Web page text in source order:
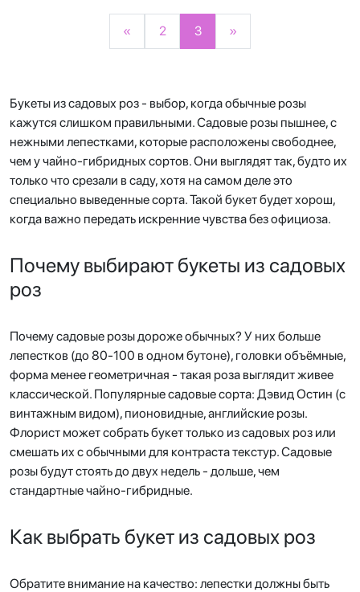
« 2 3 »
Букеты из садовых роз - выбор, когда обычные розы
кажутся слишком правильными. Садовые розы пышнее, с
нежными лепестками, которые расположены свободнее,
чем у чайно-гибридных сортов. Они выглядят так, будто их
только что срезали в саду, хотя на самом деле это
специально выведенные сорта. Такой букет будет хорош,
когда важно передать искренние чувства без официоза.
Почему выбирают букеты из садовых
роз
Почему садовые розы дороже обычных? У них больше
лепестков (до 80-100 в одном бутоне), головки объёмные,
форма менее геометричная - такая роза выглядит живее
классической. Популярные садовые сорта: Дэвид Остин (с
винтажным видом), пионовидные, английские розы.
Флорист может собрать букет только из садовых роз или
смешать их с обычными для контраста текстур. Садовые
розы будут стоять до двух недель - дольше, чем
стандартные чайно-гибридные.
Как выбрать букет из садовых роз
Обратите внимание на качество: лепестки должны быть